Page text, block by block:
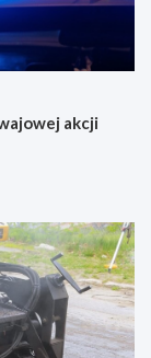
akcji